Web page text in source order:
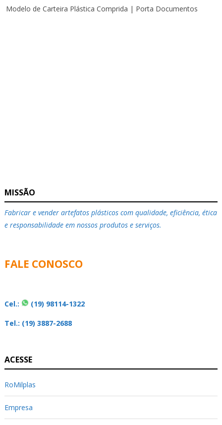
Modelo de Carteira Plástica Comprida | Porta Documentos
MISSÃO
Fabricar e vender artefatos plásticos com qualidade, eficiência, ética
e responsabilidade em nossos produtos e serviços.
FALE CONOSCO
Cel.: (19) 98114-1322
Tel.: (19) 3887-2688
ACESSE
RoMilplas
Empresa